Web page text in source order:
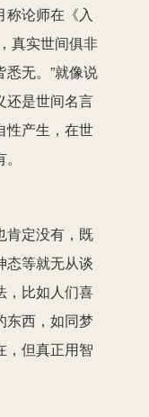
称论师在《入
真实世间俱非
无。”就像说
还是世间名言
性产生，在世
肯定没有，既
态等就无从谈
，比如人们喜
东西，如同梦
，但真正用智